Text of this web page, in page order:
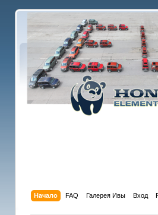
Начало FAQ Галерея Ивы Вход